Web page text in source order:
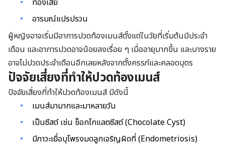
ท้องเสีย
อารมณ์แปรปรวน
ผู้หญิงอาจเริ่มมีอาการปวดท้องเมนส์ตั้งแต่ในวัยที่เริ่มต้นมีประจำ
เดือน และอาการปวดอาจน้อยลงเรื่อย ๆ เมื่ออายุมากขึ้น และบางราย
อาจไม่ปวดประจำเดือนอีกเลยหลังจากตั้งครรภ์และคลอดบุตร
ปัจจัยเสี่ยงที่ทำให้ปวดท้องเมนส์
ปัจจัยเสี่ยงที่ทำให้ปวดท้องเมนส์ มีดังนี้
เมนส์มามากและมาหลายวัน
เป็นซีสต์ เช่น ช็อกโกแลตซีสต์ (Chocolate Cyst)
มีภาวะเยื่อบุโพรงมดลูกเจริญผิดที่ (Endometriosis)